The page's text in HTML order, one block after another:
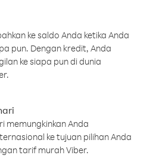
ke saldo Anda ketika Anda
pun. Dengan kredit, Anda
ke siapa pun di dunia
memungkinkan Anda
ke tujuan pilihan Anda
tarif murah Viber.